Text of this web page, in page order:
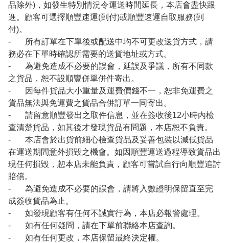
品除外)，如發生特別情況令運送時間延長，本店會盡快跟
進。顧客可選擇順豐速運(到付)或順豐速運自取服務(到
付)。
- 所有訂單在下單後或配送中均不可更改送貨方式，請
務必在下單時確認所需要的送貨地址或方式。
- 為避免造成不必要的誤會，延誤及爭議，所有不同款
之貨品，恕不設順豐併單併件寄出。
- 因每件貨品大小重量及運費價錢不一，恕非免運費之
貨品無法與免運費之貨品合併訂單一同寄出。
- 請留意順豐發出之取件信息，並在簽收後12小時內檢
查清楚貨品，如其後才發現貨品有問題，本店恕不負責。
- 本店會於出貨前細心檢查貨品及妥善包裝以減低貨品
在運送期間意外損毀之機會。如因順豐運送過程導致貨品出
現任何損毀，恕本店未能負責，顧客可嘗試自行向順豐追討
賠償。
- 為避免造成不必要的誤會，請將入數證明保留直至完
成簽收貨品為止。
- 如發現顧客有任何不誠實行為，本店必報警處理。
- 如有任何疑問，請在下單前聯絡本店查詢。
- 如有任何更改，本店保留最終決定權。